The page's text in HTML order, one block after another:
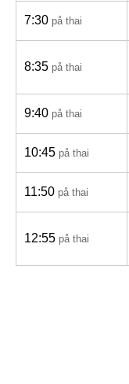
7:30 på thai
8:35 på thai
9:40 på thai
10:45 på thai
11:50 på thai
12:55 på thai